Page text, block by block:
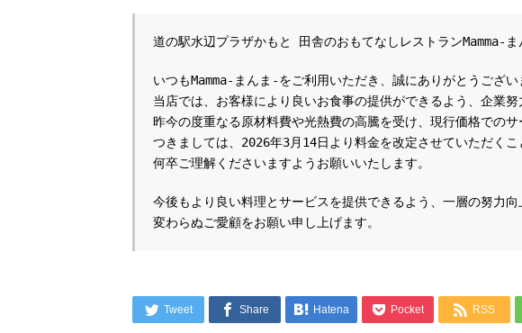
道の駅水辺プラザかもと 田舎のおもてなしレストランMamma-ま
いつもMamma-まんま‐をご利用いただき、誠にありがとうござい
当店では、お客様により良いお食事の提供ができるよう、企業努
昨今の度重なる原材料費や光熱費の高騰を受け、現行価格でのサ
つきましては、2026年3月14日より料金を改定させていただくこ
何卒ご理解くださいますようお願いいたします。
今後もより良い料理とサービスを提供できるよう、一層の努力向
変わらぬご愛顧をお願い申し上げます。
 Tweet  Share  Hatena  Pocket  RSS